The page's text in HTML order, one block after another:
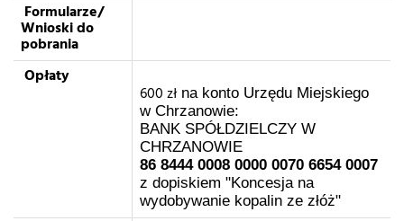
Formularze/
Wnioski do
pobrania
Opłaty
600 zł na konto Urzędu Miejskiego
w Chrzanowie:
BANK SPÓŁDZIELCZY W
CHRZANOWIE
86 8444 0008 0000 0070 6654 0007
z dopiskiem "Koncesja na
wydobywanie kopalin ze złóż"